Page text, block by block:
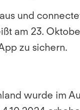
und
am 23.
zu sichern.
wurde im